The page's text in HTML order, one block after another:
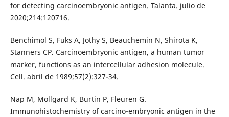
for detecting carcinoembryonic antigen. Talanta. julio de
2020;214:120716.
Benchimol S, Fuks A, Jothy S, Beauchemin N, Shirota K,
Stanners CP. Carcinoembryonic antigen, a human tumor
marker, functions as an intercellular adhesion molecule.
Cell. abril de 1989;57(2):327-34.
Nap M, Mollgard K, Burtin P, Fleuren G.
Immunohistochemistry of carcino-embryonic antigen in the